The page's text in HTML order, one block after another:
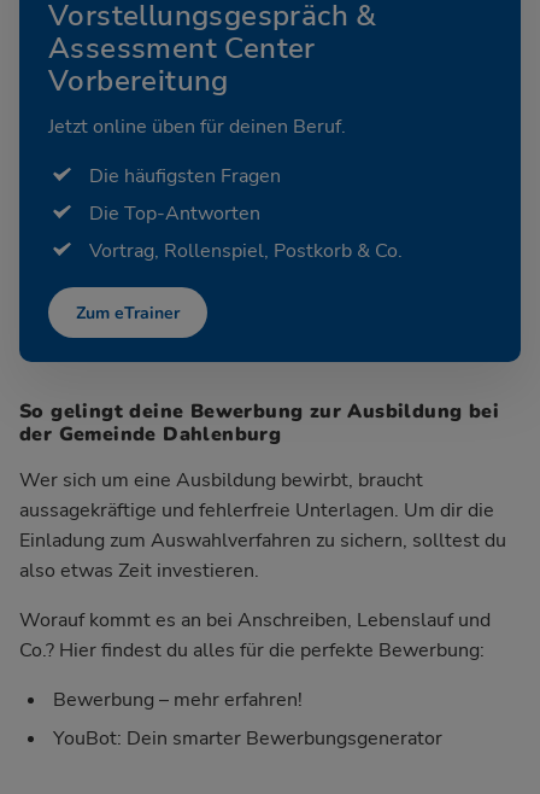
Vorstellungsgespräch &
Assessment Center
Vorbereitung
Jetzt online üben für deinen Beruf.
Die häufigsten Fragen
Die Top-Antworten
Vortrag, Rollenspiel, Postkorb & Co.
Zum eTrainer
So gelingt deine Bewerbung zur Ausbildung bei
der Gemeinde Dahlenburg
Wer sich um eine Ausbildung bewirbt, braucht
aussagekräftige und fehlerfreie Unterlagen. Um dir die
Einladung zum Auswahlverfahren zu sichern, solltest du
also etwas Zeit investieren.
Worauf kommt es an bei Anschreiben, Lebenslauf und
Co.? Hier findest du alles für die perfekte Bewerbung:
Bewerbung – mehr erfahren!
YouBot: Dein smarter Bewerbungsgenerator